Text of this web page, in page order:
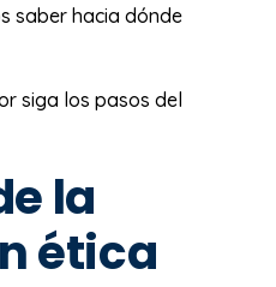
saber hacia dónde
siga los pasos del
la
ética